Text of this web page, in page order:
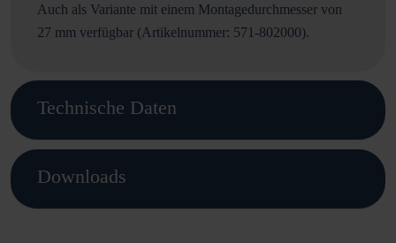
Auch als Variante mit einem Montagedurchmesser von
27 mm verfügbar (Artikelnummer: 571-802000).
Technische Daten
Downloads